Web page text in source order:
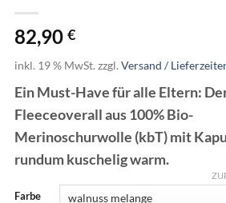
82,90 €
inkl. 19 % MwSt. zzgl. Versand /
Ein Must-Have für alle Eltern:
Fleeceoverall aus 100% Bio-
Merinoschurwolle (kbT) mit
rundum kuschelig warm.
Farbe